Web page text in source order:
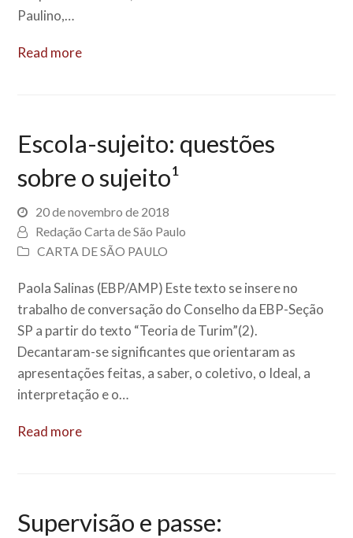
Paulino,…
Read more
Escola-sujeito: questões
sobre o sujeito¹
20 de novembro de 2018
Redação Carta de São Paulo
CARTA DE SÃO PAULO
Paola Salinas (EBP/AMP) Este texto se insere no
trabalho de conversação do Conselho da EBP-Seção
SP a partir do texto “Teoria de Turim”(2).
Decantaram-se significantes que orientaram as
apresentações feitas, a saber, o coletivo, o Ideal, a
interpretação e o…
Read more
Supervisão e passe: